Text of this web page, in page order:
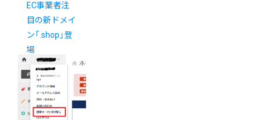
EC事業者注
目の新ドメイ
ン「.shop」登
場